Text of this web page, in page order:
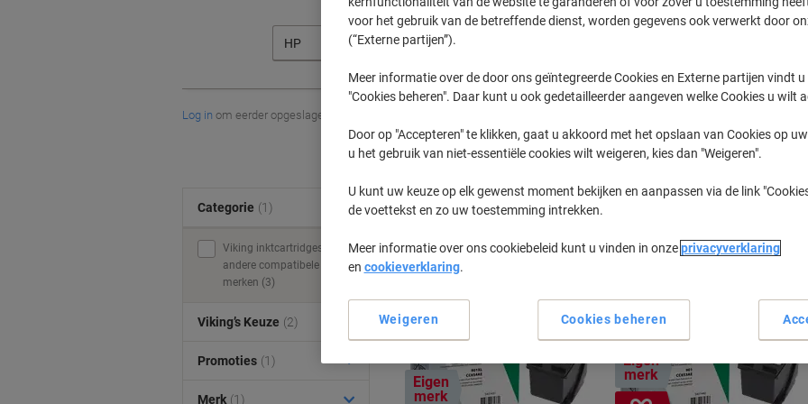
HP
Log in om eerder opgeslagen printers en/of eerder gekochte cartridges te tonen
HP Officejet J 4600 Printer Inkt
Sorteer op:
Eigen
merk
Eigen
merk
Categorie (1)
Viking inktcartridges &
andere compatibele
merken (3)
Viking’s Keuze (2)
Promoties (1)
Merk (1)
voor het gebruik van de betreffende dienst, worden gegevens ook verwerkt door
(“Externe partijen”).
Meer informatie over de door ons geïntegreerde Cookies en Externe partijen vindt u
"Cookies beheren". Daar kunt u ook gedetailleerder aangeven welke Cookies u wilt
Door op "Accepteren" te klikken, gaat u akkoord met het opslaan van Cookies op
u het gebruik van niet-essentiële cookies wilt weigeren, kies dan "Weigeren".
U kunt uw keuze op elk gewenst moment bekijken en aanpassen via de link
de voettekst en zo uw toestemming intrekken.
Meer informatie over ons cookiebeleid kunt u vinden in onzeprivacyverklaring
en cookieverklaring.
Cookies beheren
Weigeren